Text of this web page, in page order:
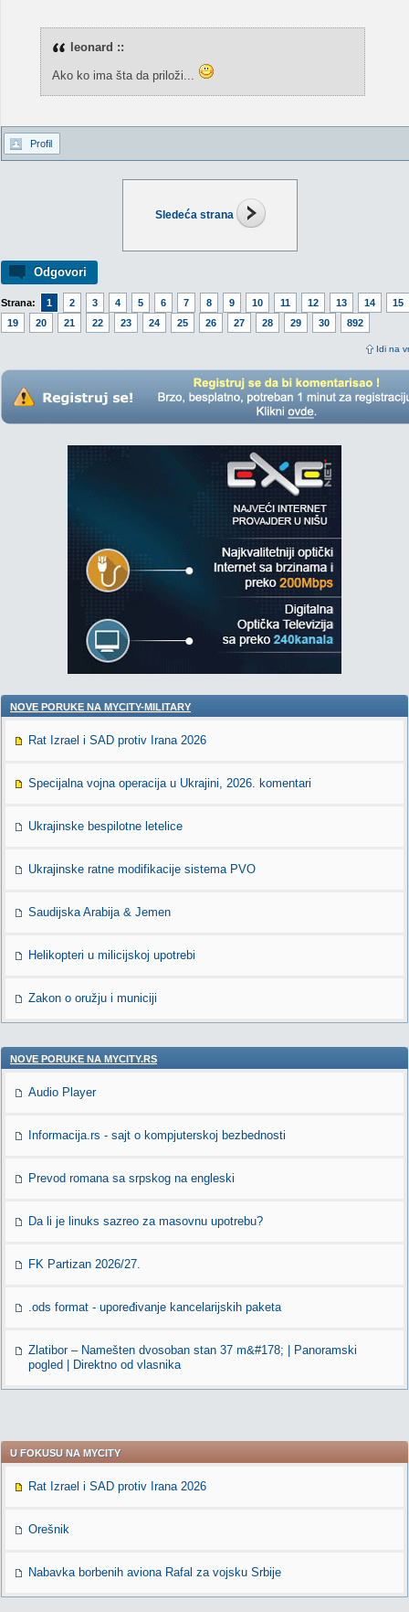
Sledeća strana
Odgovori
Strana: 1 2 3 4 5 6 7 8 9 10 11 12 13 14
15
19
20 21 22 23 24 25 26 27 28 29 30 892
Idi na
leonard ::
Ako ko ima šta da priloži...
Profil
NOVE PORUKE NA MYCITY-MILITARY
Rat Izrael i SAD protiv Irana 2026
Specijalna vojna operacija u Ukrajini, 2026. komentari
Ukrajinske bespilotne letelice
Ukrajinske ratne modifikacije sistema PVO
Saudijska Arabija & Jemen
Helikopteri u milicijskoj upotrebi
Zakon o oružju i municiji
NOVE PORUKE NA MYCITY.RS
Audio Player
Informacija.rs - sajt o kompjuterskoj bezbednosti
Prevod romana sa srpskog na engleski
Da li je linuks sazreo za masovnu upotrebu?
FK Partizan 2026/27.
.ods format - upoređivanje kancelarijskih paketa
Zlatibor – Namešten dvosoban stan 37 m&#178; | Panoramski
pogled | Direktno od vlasnika
U FOKUSU NA MYCITY
Rat Izrael i SAD protiv Irana 2026
Orešnik
Nabavka borbenih aviona Rafal za vojsku Srbije